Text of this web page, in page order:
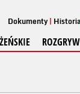
Dokumenty